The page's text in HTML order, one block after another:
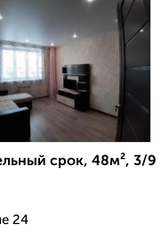
срок, 48м², 3/9
24